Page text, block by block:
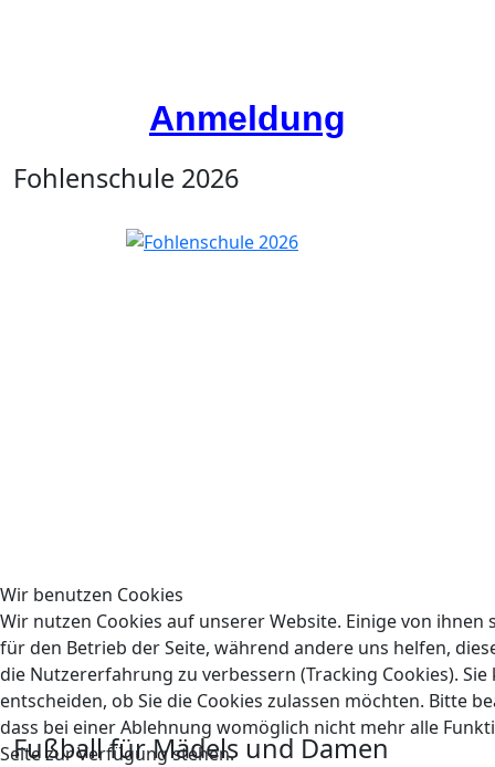
Anmeldung
Fohlenschule 2026
Fußball für Mädels und Damen
Wir benutzen Cookies
Wir nutzen Cookies auf unserer Website. Einige von ihnen
für den Betrieb der Seite, während andere uns helfen,
die Nutzererfahrung zu verbessern (Tracking Cookies).
entscheiden, ob Sie die Cookies zulassen möchten. Bitte
dass bei einer Ablehnung womöglich nicht mehr alle
Seite zur Verfügung stehen.